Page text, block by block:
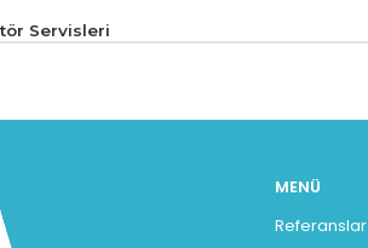
Servisleri
MENÜ
Referanslar